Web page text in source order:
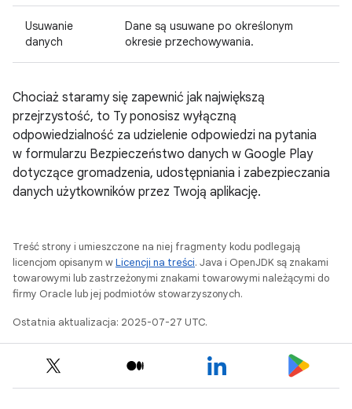
Usuwanie
danych
Dane są usuwane po określonym
okresie przechowywania.
Chociaż staramy się zapewnić jak największą
przejrzystość, to Ty ponosisz wyłączną
odpowiedzialność za udzielenie odpowiedzi na pytania
w formularzu Bezpieczeństwo danych w Google Play
dotyczące gromadzenia, udostępniania i zabezpieczania
danych użytkowników przez Twoją aplikację.
Treść strony i umieszczone na niej fragmenty kodu podlegają
licencjom opisanym wLicencji na treści. Java i OpenJDK są znakami
towarowymi lub zastrzeżonymi znakami towarowymi należącymi do
firmy Oracle lub jej podmiotów stowarzyszonych.
Ostatnia aktualizacja: 2025-07-27 UTC.